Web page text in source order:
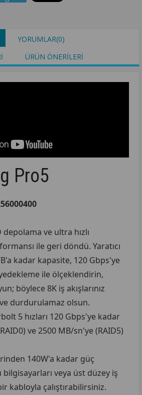
YORUMLAR(0)
ÜRÜN ÖNERILERI
Pro5
ve ultra hızlı
ile geri döndü. Yaratıcı
kadar kapasite, 120 Gbps'ye
ile ölçeklendirin,
böylece 8K iş akışlarınız
durdurulamaz olsun.
5 hızları 120 Gbps'ye kadar
ve 2500 MB/sn'ye (RAID5)
140W'a kadar güç
veya üst düzey iş
kabloyla çalıştırabilirsiniz.